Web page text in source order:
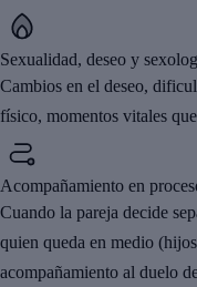
Sexualidad, deseo y
Cambios en el deseo,
físico, momentos vitales
Acompañamiento en
Cuando la pareja decide
quien queda en medio
acompañamiento al duelo